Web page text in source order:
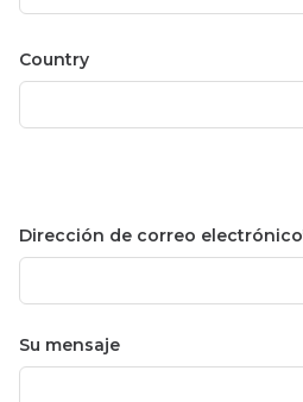
Country
Dirección de correo electrónico
Su mensaje